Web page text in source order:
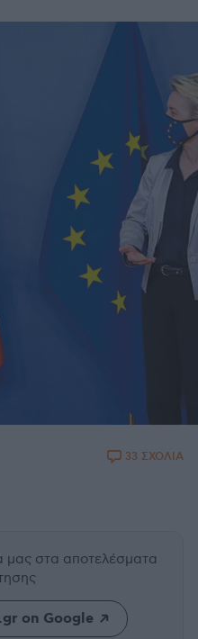
33 ΣΧΟΛΙΑ
μας στα αποτελέσματα
on Google